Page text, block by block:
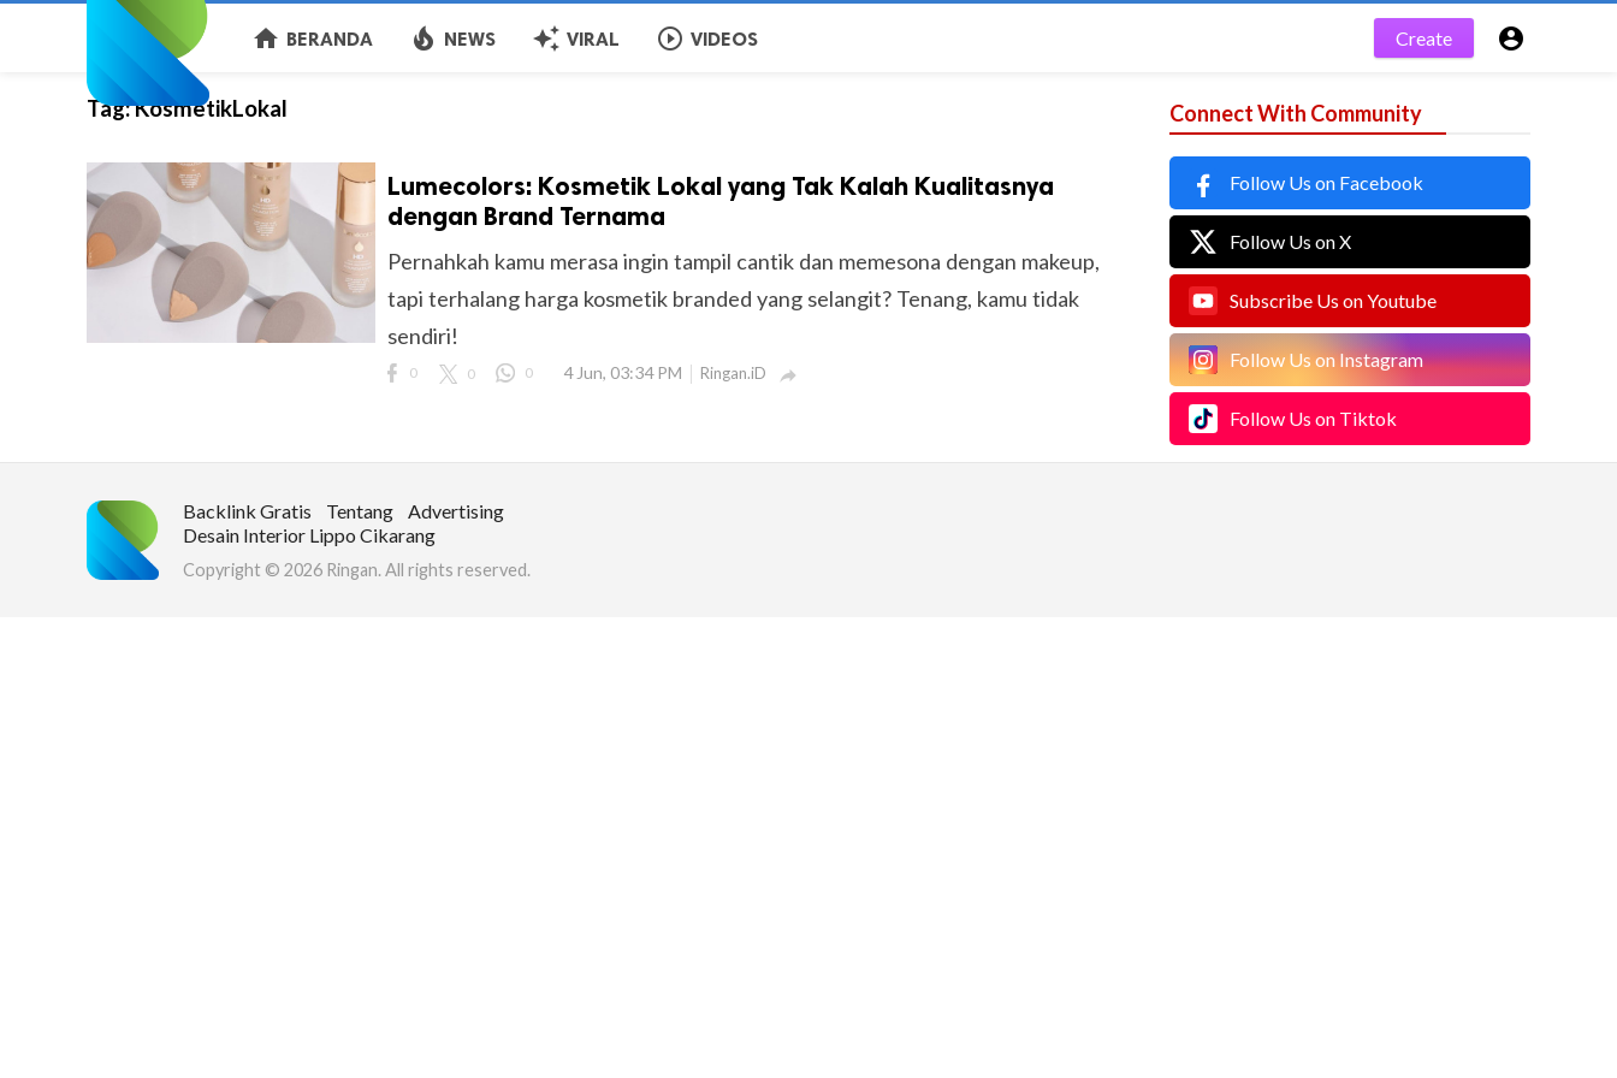
home BERANDA local_fire_department NEWS auto_awesome VIRAL play_circle_outline VIDEOS Create 
Tag:KosmetikLokal
Lumecolors: Kosmetik Lokal yang Tak Kalah Kualitasnya
dengan Brand Ternama
Pernahkah kamu merasa ingin tampil cantik dan memesona dengan makeup,
tapi terhalang harga kosmetik branded yang selangit? Tenang, kamu tidak
sendiri!
0 0 0 4 Jun, 03:34 PM Ringan.iD 
Connect With Community
Follow Us on Facebook
Follow Us on X
Subscribe Us on Youtube
Follow Us on Instagram
Follow Us on Tiktok
Backlink Gratis Tentang
Advertising
Desain Interior Lippo Cikarang
Copyright © 2026 Ringan. All rights reserved.